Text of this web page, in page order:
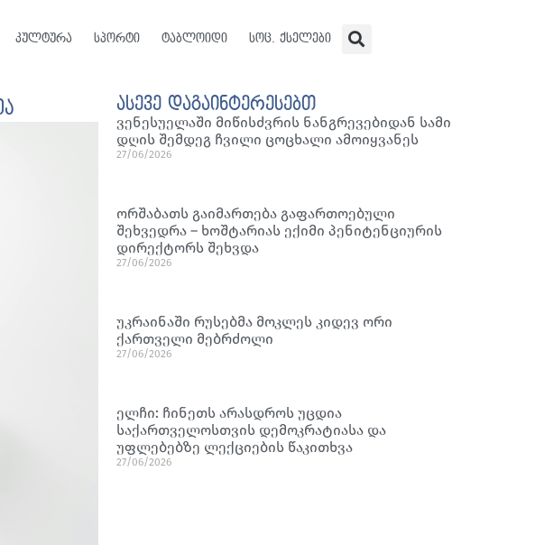
კულტურა სპორტი ტაბლოიდი სოც. ქსელები
ასევე დაგაინტერესებთ
ვენესუელაში მიწისძვრის ნანგრევებიდან სამი
დღის შემდეგ ჩვილი ცოცხალი ამოიყვანეს
27/06/2026
ორშაბათს გაიმართება გაფართოებული
შეხვედრა – ხოშტარიას ექიმი პენიტენციურის
დირექტორს შეხვდა
27/06/2026
უკრაინაში რუსებმა მოკლეს კიდევ ორი
ქართველი მებრძოლი
27/06/2026
ელჩი: ჩინეთს არასდროს უცდია
საქართველოსთვის დემოკრატიასა და
უფლებებზე ლექციების წაკითხვა
27/06/2026